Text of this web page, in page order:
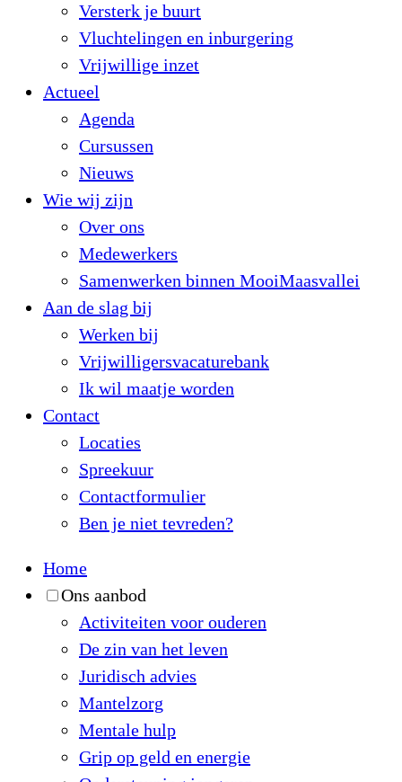
Versterk je buurt
Vluchtelingen en inburgering
Vrijwillige inzet
Actueel
Agenda
Cursussen
Nieuws
Wie wij zijn
Over ons
Medewerkers
Samenwerken binnen MooiMaasvallei
Aan de slag bij
Werken bij
Vrijwilligersvacaturebank
Ik wil maatje worden
Contact
Locaties
Spreekuur
Contactformulier
Ben je niet tevreden?
Home
Ons aanbod
Activiteiten voor ouderen
De zin van het leven
Juridisch advies
Mantelzorg
Mentale hulp
Grip op geld en energie